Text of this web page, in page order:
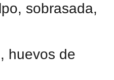
sobrasada,
huevos de